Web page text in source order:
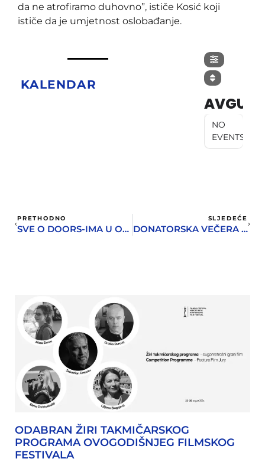
da ne atrofiramo duhovno”, ističe Kosić koji
ističe da je umjetnost oslobađanje.
KALENDAR
AVGUST
NO
EVENTS
PRETHODNO
SVE O DOORS-IMA U ORKINOJ ŠKOLI ROKA
SLJEDEĆE
DONATORSKA VEČERA ZA “SAN O BOKI”
ODABRAN ŽIRI TAKMIČARSKOG
PROGRAMA OVOGODIŠNJEG FILMSKOG
FESTIVALA